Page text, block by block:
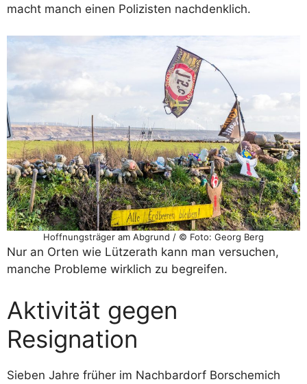
macht manch einen Polizisten nachdenklich.
Hoffnungsträger am Abgrund / © Foto: Georg Berg
Nur an Orten wie Lützerath kann man versuchen,
manche Probleme wirklich zu begreifen.
Aktivität gegen
Resignation
Sieben Jahre früher im Nachbardorf Borschemich